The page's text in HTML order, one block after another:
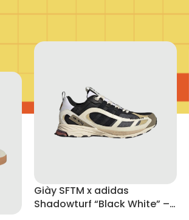
Giày SFTM x adidas
Shadowturf “Black White” –